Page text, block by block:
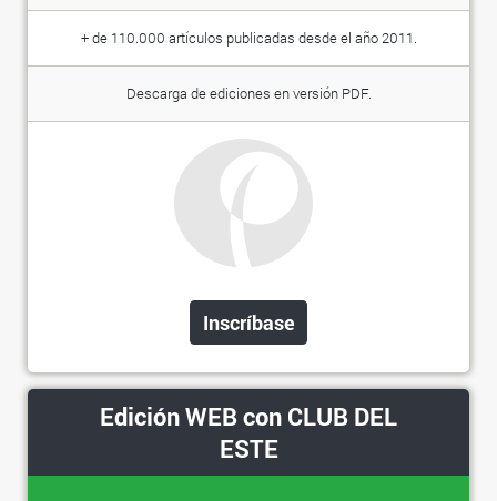
+ de 110.000 artículos publicadas desde el año 2011.
Descarga de ediciones en versión PDF.
Inscríbase
Edición WEB con CLUB DEL
ESTE